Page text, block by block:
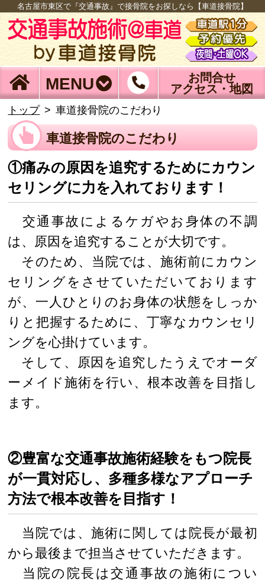
名古屋市東区で『交通事故』で接骨院をお探しなら【車道接骨院】
MENU
お問合せ
アクセス・地図
トップ 車道接骨院のこだわり
車道接骨院のこだわり
①痛みの原因を追究するためにカウン
セリングに力を入れております！
交通事故によるケガやお身体の不調
は、原因を追究することが大切です。
そのため、当院では、施術前にカウン
セリングをさせていただいております
が、一人ひとりのお身体の状態をしっか
りと把握するために、丁寧なカウンセリ
ングを心掛けています。
そして、原因を追究したうえでオーダ
ーメイド施術を行い、根本改善を目指し
ます。
②豊富な交通事故施術経験をもつ院長
が一貫対応し、多種多様なアプローチ
方法で根本改善を目指す！
当院では、施術に関しては院長が最初
から最後まで担当させていただきます。
当院の院長は交通事故の施術につい